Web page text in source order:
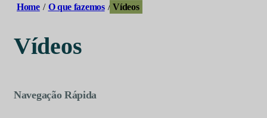
Home / O que fazemos / Vídeos
Vídeos
Navegação Rápida